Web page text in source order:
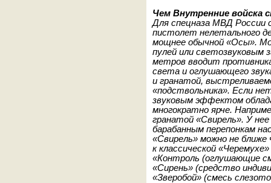
Чем Внутренние войска
Для спецназа МВД России
пистолет нeлетального
мощнее обычной «Осы».
пулей или светозвуковым
метров вводит
света и оглушающего
и гранатой,
«подствольника». Если
звуковым эффектом
многократно ярче.
гранатой «Свирель». У
барабанным перепонкам
«Свирель» можно не
к классической
«Контроль (оглушающие
«Сирень» (средство
«Зверобой» (смесь